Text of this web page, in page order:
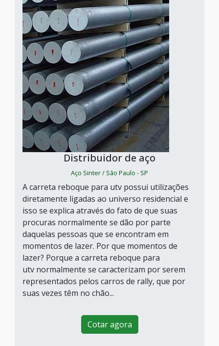
Distribuidor de aço
Aço Sinter / São Paulo - SP
A carreta reboque para utv possui utilizações
diretamente ligadas ao universo residencial e
isso se explica através do fato de que suas
procuras normalmente se dão por parte
daquelas pessoas que se encontram em
momentos de lazer. Por que momentos de
lazer? Porque a carreta reboque para
utv normalmente se caracterizam por serem
representados pelos carros de rally, que por
suas vezes têm no chão...
Cotar agora